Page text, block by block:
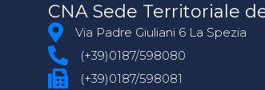
CNA Sede Territoriale
Via Padre Giuliani 6 La Spezia
(+39)0187/598080
(+39)0187/598081